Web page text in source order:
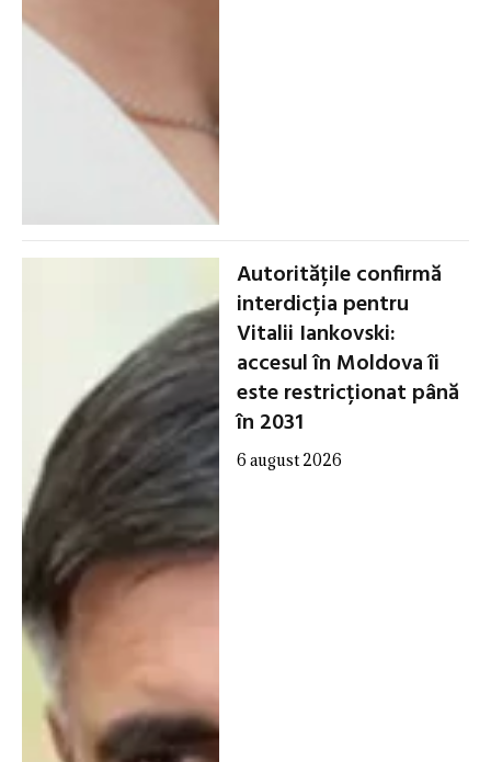
Autoritățile confirmă
interdicția pentru
Vitalii Iankovski:
accesul în Moldova îi
este restricționat până
în 2031
6 august 2026